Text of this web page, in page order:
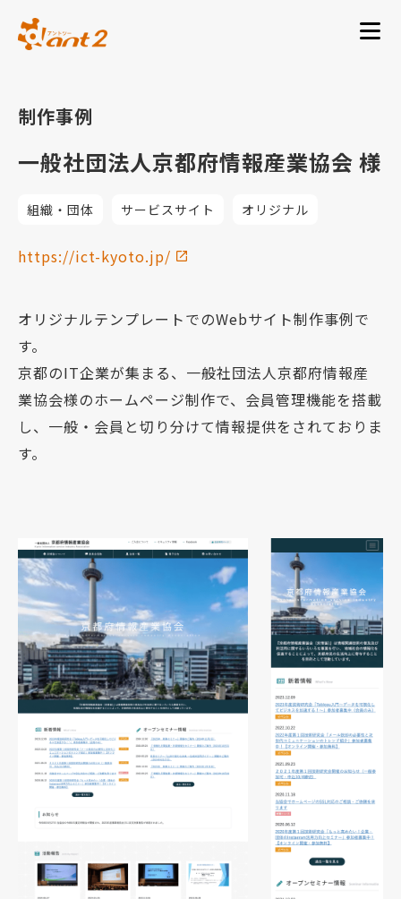
制作事例
一般社団法人京都府情報産業協会 様
組織・団体 サービスサイト オリジナル
https://ict-kyoto.jp/
オリジナルテンプレートでのWebサイト制作事例で
す。
京都のIT企業が集まる、一般社団法人京都府情報産
業協会様のホームページ制作で、会員管理機能を搭載
し、一般・会員と切り分けて情報提供をされておりま
す。